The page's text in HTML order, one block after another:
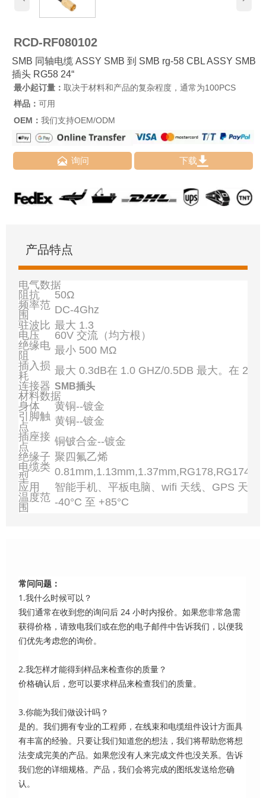
RCD-RF080102
SMB 同轴电缆 ASSY SMB 到 SMB rg-58 CBL ASSY SMB
插头 RG58 24“
最小起订量： 取决于材料和产品的复杂程度，通常为100PCS
样品： 可用
OEM： 我们支持OEM/ODM
 询问 下载
产品特点
电气数据
阻抗
50Ω
频率范
围
DC-4Ghz
驻波比 最大 1.3
电压
60V 交流（均方根）
绝缘电
阻
最小 500 MΩ
插入损
耗
最大 0.3dB在 1.0 GHZ/0.5DB 最大。在 2.0
连接器 SMB插头
材料数据
身体
黄铜--镀金
引脚触
点
黄铜--镀金
插座接
点
铜铍合金--镀金
绝缘子 聚四氟乙烯
电缆类
型
应用
智能手机、平板电脑、wifi 天线、GPS 天线
温度范
围
-40°C 至 +85°C
常问问题：
1.我什么时候可以？
我们通常在收到您的询问后 24 小时内报价。如果您非常急需
获得价格，请致电我们或在您的电子邮件中告诉我们，以便我
们优先考虑您的询价。
2.我怎样才能得到样品来检查你的质量？
价格确认后，您可以要求样品来检查我们的质量。
3.你能为我们做设计吗？
是的。我们拥有专业的工程师，在线束和电缆组件设计方面具
有丰富的经验。只要让我们知道您的想法，我们将帮助您将想
法变成完美的产品。如果您没有人来完成文件也没关系。告诉
我们您的详细规格。产品，我们会将完成的图纸发送给您确
认。